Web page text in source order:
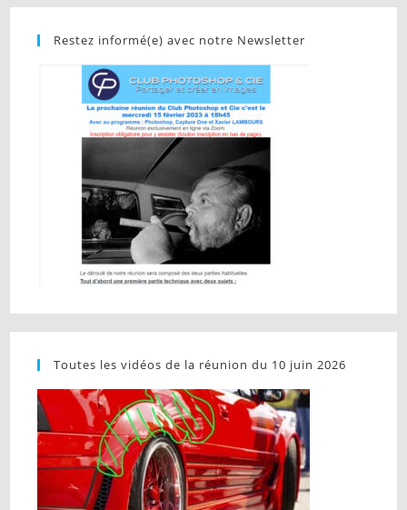
Restez informé(e) avec notre Newsletter
Toutes les vidéos de la réunion du 10 juin 2026